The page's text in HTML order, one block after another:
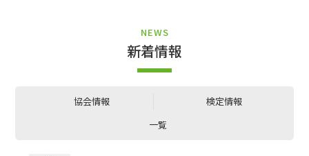
NEWS
新着情報
協会情報
検定情報
一覧